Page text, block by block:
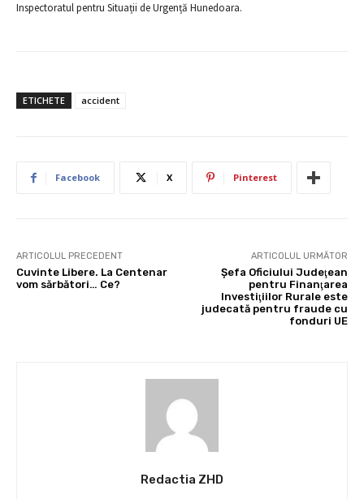
Inspectoratul pentru Situații de Urgență Hunedoara.
ETICHETE accident
Facebook X Pinterest
ARTICOLUL PRECEDENT
Cuvinte Libere. La Centenar
vom sărbători… Ce?
ARTICOLUL URMĂTOR
Şefa Oficiului Judeţean
pentru Finanţarea
Investiţiilor Rurale este
judecată pentru fraude cu
fonduri UE
Redactia ZHD